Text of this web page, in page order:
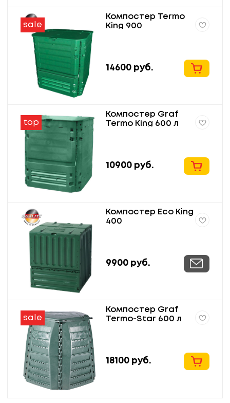
sale
Компостер Termo
King 900
14600 руб.
top
Компостер Graf
Termo King 600 л
10900 руб.
Компостер Eco King
400
9900 руб.
sale
Компостер Graf
Termo-Star 600 л
18100 руб.